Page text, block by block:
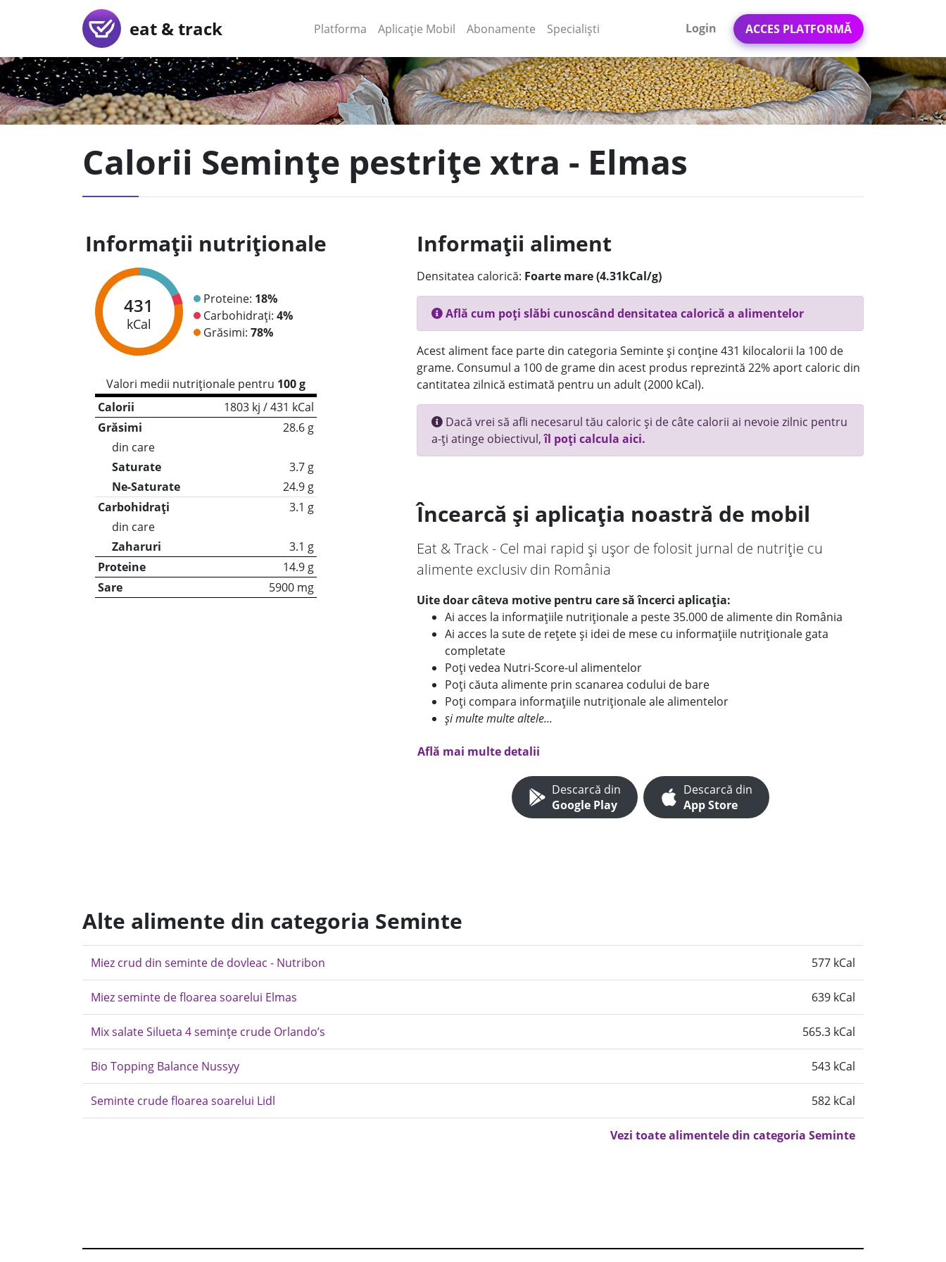
eat & track Platforma (current)
Aplicație Mobil (current)
Abonamente Specialiști Login ACCES PLATFORMĂ
Calorii Semințe pestrițe xtra - Elmas
Informații nutriționale
431
kCal
Proteine: 18%
Carbohidrați: 4%
Grăsimi: 78%
Valori medii nutriționale pentru 100 g
Calorii
1803 kj / 431 kCal
Grăsimi
28.6 g
din care
Saturate
3.7 g
Ne-Saturate
24.9 g
Carbohidrați
3.1 g
din care
Zaharuri
3.1 g
Proteine
14.9 g
Sare
5900 mg
Informații aliment
Densitatea calorică: Foarte mare (4.31kCal/g)
Află cum poți slăbi cunoscând densitatea calorică a alimentelor
Acest aliment face parte din categoria Seminte și conține 431 kilocalorii la 100 de
grame. Consumul a 100 de grame din acest produs reprezintă 22% aport caloric din
cantitatea zilnică estimată pentru un adult (2000 kCal).
Dacă vrei să afli necesarul tău caloric și de câte calorii ai nevoie zilnic pentru
a-ți atinge obiectivul,îl poți calcula aici.
Încearcă și aplicația noastră de mobil
Eat & Track - Cel mai rapid și ușor de folosit jurnal de nutriție cu
alimente exclusiv din România
Uite doar câteva motive pentru care să încerci aplicația:
Ai acces la informațiile nutriționale a peste 35.000 de alimente din România
Ai acces la sute de rețete și idei de mese cu informațiile nutriționale gata
completate
Poți vedea Nutri-Score-ul alimentelor
Poți căuta alimente prin scanarea codului de bare
Poți compara informațiile nutriționale ale alimentelor
și multe multe altele...
Află mai multe detalii
Descarcă din
Google Play
Descarcă din
App Store
Alte alimente din categoria Seminte
Miez crud din seminte de dovleac - Nutribon 577 kCal
Miez seminte de floarea soarelui Elmas 639 kCal
Mix salate Silueta 4 semințe crude Orlando’s 565.3 kCal
Bio Topping Balance Nussyy 543 kCal
Seminte crude floarea soarelui Lidl 582 kCal
Vezi toate alimentele din categoria Seminte